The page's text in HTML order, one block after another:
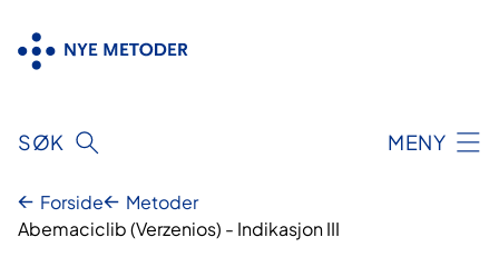
innhold
SØK MENY
Forside
Metoder
Abemaciclib (Verzenios) - Indikasjon III